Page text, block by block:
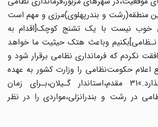
منطقه(رشت و بندرپهلوی)مرزی‌ و مهم‌ است‌
خوب نیست با یک تشنج کوچک‌[اقدام به
نـظامی‌]بکنیم وباعث‌‌ هتک‌ حیثیت‌ ما خواهد
نکردم که فرمانداری نظامی برقرار شود و
اعلام حکومت‌نظامی را وزارت کشور به عهده
خود اینجانب‌ بگذارد.»31 مقدم‌،استاندار‌ گـیلان‌،بـرای زمان
در رشت و بندرانزلی،مواردی‌ را در نظر